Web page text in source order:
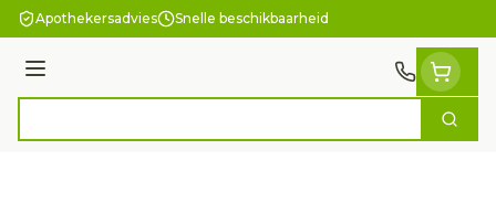
Ga naar de inhoud
Apothekersadvies Snelle beschikbaarheid
Menu
Zoek